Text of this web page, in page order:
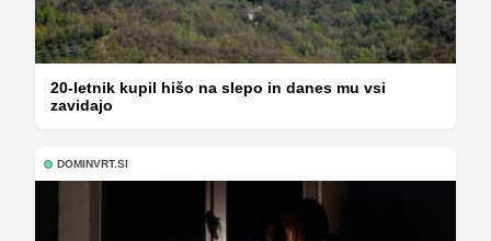
20-letnik kupil hišo na slepo in danes mu vsi
zavidajo
DOMINVRT.SI